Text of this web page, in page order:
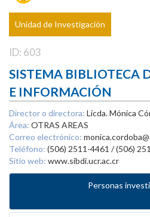
Unidad de Investigación
ID: 603
SISTEMA BIBLIOTECA
E INFORMACIÓN
Director o directora: Licda. Mónica
Área: OTRAS AREAS
Correo electrónico:
Teléfono: (506) 2511-4461 / (506)
Sitio web: www.sibdi.ucr.ac.cr
Personas